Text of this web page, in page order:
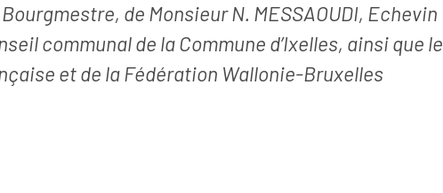
de Monsieur N. MESSAOUDI, Echevin
communal de la Commune d’Ixelles, ainsi que le
et de la Fédération Wallonie-Bruxelles